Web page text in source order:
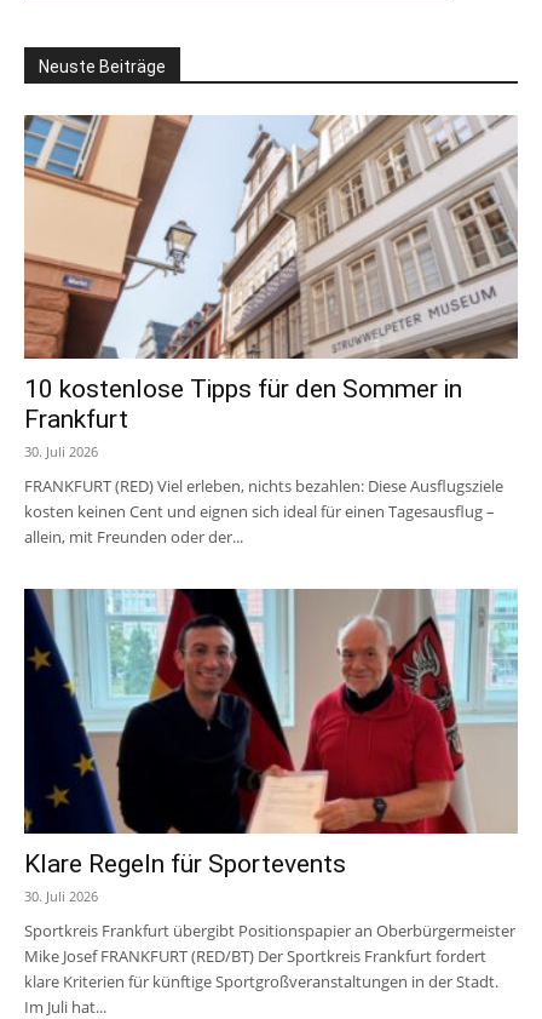
Neuste Beiträge
10 kostenlose Tipps für den Sommer in
Frankfurt
30. Juli 2026
FRANKFURT (RED) Viel erleben, nichts bezahlen: Diese Ausflugsziele
kosten keinen Cent und eignen sich ideal für einen Tagesausflug –
allein, mit Freunden oder der...
Klare Regeln für Sportevents
30. Juli 2026
Sportkreis Frankfurt übergibt Positionspapier an Oberbürgermeister
Mike Josef FRANKFURT (RED/BT) Der Sportkreis Frankfurt fordert
klare Kriterien für künftige Sportgroßveranstaltungen in der Stadt.
Im Juli hat...